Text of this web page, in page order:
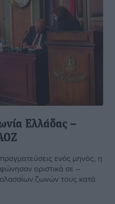
Ελλάδας –
ενός μηνός, η
οριστικά σε –
ζωνών τους κατά